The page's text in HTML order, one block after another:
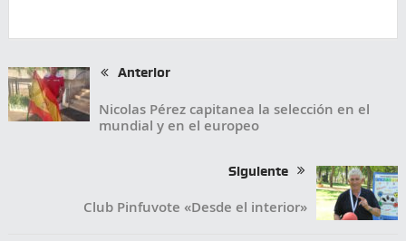
Anterior
Nicolas Pérez capitanea la selección en el
mundial y en el europeo
Siguiente
Club Pinfuvote «Desde el interior»